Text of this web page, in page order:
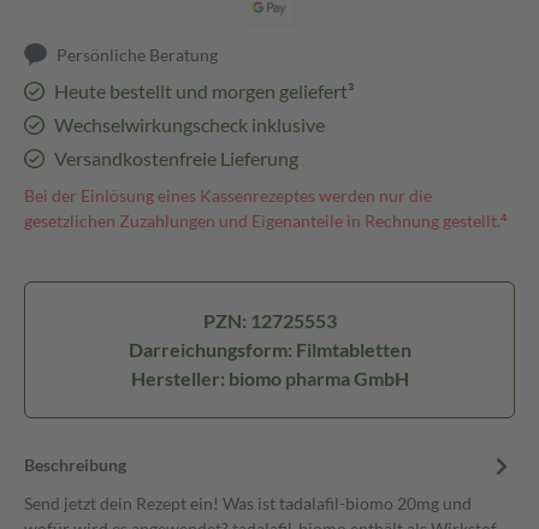
Persönliche Beratung
Heute bestellt und morgen geliefert³
Wechselwirkungscheck inklusive
Versandkostenfreie Lieferung
Bei der Einlösung eines Kassenrezeptes werden nur die
gesetzlichen Zuzahlungen und Eigenanteile in Rechnung gestellt.⁴
PZN: 12725553
Darreichungsform: Filmtabletten
Hersteller: biomo pharma GmbH
Beschreibung
Send jetzt dein Rezept ein! Was ist tadalafil-biomo 20mg und